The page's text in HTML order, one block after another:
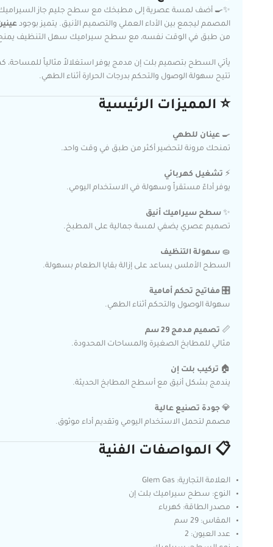
المصمم ليجمع بين الأداء العملي والتصميم الأنيق. يتميز بوجود
من طبق في الوقت نفسه، مع سطح سيراميك سهل التنظيف
يأتي السطح بتصميم بلت إن مدمج يوفر استغلالاً مثالياً للمساحة،
تتيح سهولة الوصول والتحكم بدرجات الحرارة أثناء الطهي.
⭐ المميزات الرئيسية
🍳 عينان للطهي
تمنحك مرونة لتحضير أكثر من طبق في وقت واحد.
⚡ تشغيل كهربائي
يوفر أداءً مستقراً وسهولة في الاستخدام اليومي.
✨ سطح سيراميك أنيق
تصميم عصري يضفي لمسة جمالية على المطبخ.
🧽 سهولة التنظيف
السطح الأملس يساعد على إزالة بقايا الطعام بسهولة.
🎛️ مفاتيح تحكم أمامية
سهولة الوصول والتحكم أثناء الطهي.
📏 تصميم مدمج 29 سم
مثالي للمطابخ الصغيرة والمساحات المحدودة.
🏠 تركيب بلت إن
يندمج بشكل أنيق مع أسطح المطابخ الحديثة.
💎 جودة تصنيع عالية
مصمم لتحمل الاستخدام اليومي وتقديم أداء موثوق.
📋 المواصفات الفنية
العلامة التجارية: Glem Gas
النوع: سطح سيراميك بلت إن
مصدر الطاقة: كهرباء
المقاس: 29 سم
عدد العيون: 2